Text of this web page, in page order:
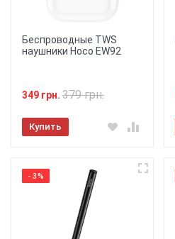
Беспроводные TWS
наушники Hoco EW92
349 грн. 379 грн.
Купить
- 3%